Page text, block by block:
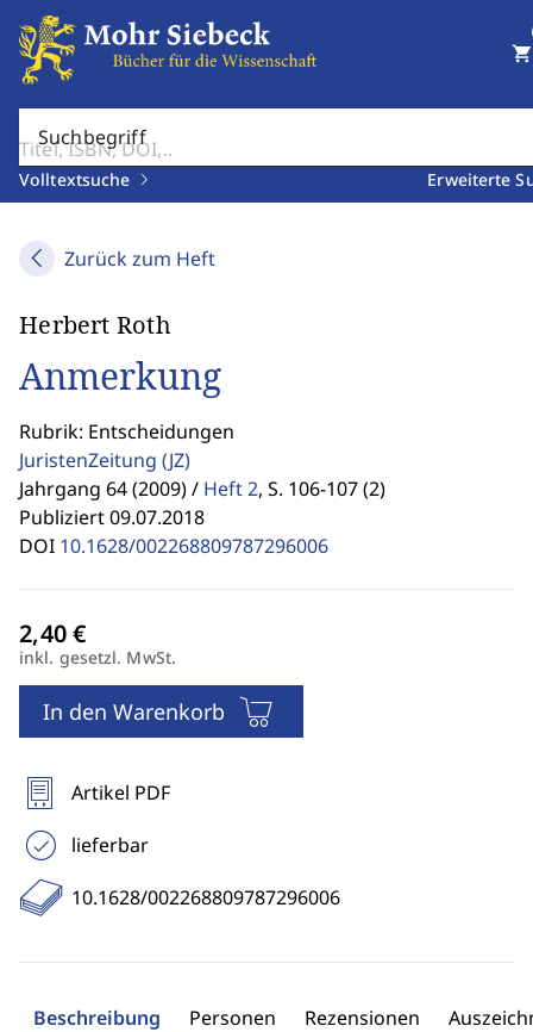
Suchbegriff
Volltextsuche Erweiterte
shopping_cart
Zurück zum Heft
Herbert Roth
Anmerkung
Rubrik: Entscheidungen
JuristenZeitung (JZ)
Jahrgang 64 (2009) / Heft 2, S. 106-107 (2)
Publiziert 09.07.2018
DOI 10.1628/002268809787296006
inkl. gesetzl. MwSt.
In den Warenkorb
Artikel PDF
lieferbar
10.1628/002268809787296006
Beschreibung Personen Rezensionen